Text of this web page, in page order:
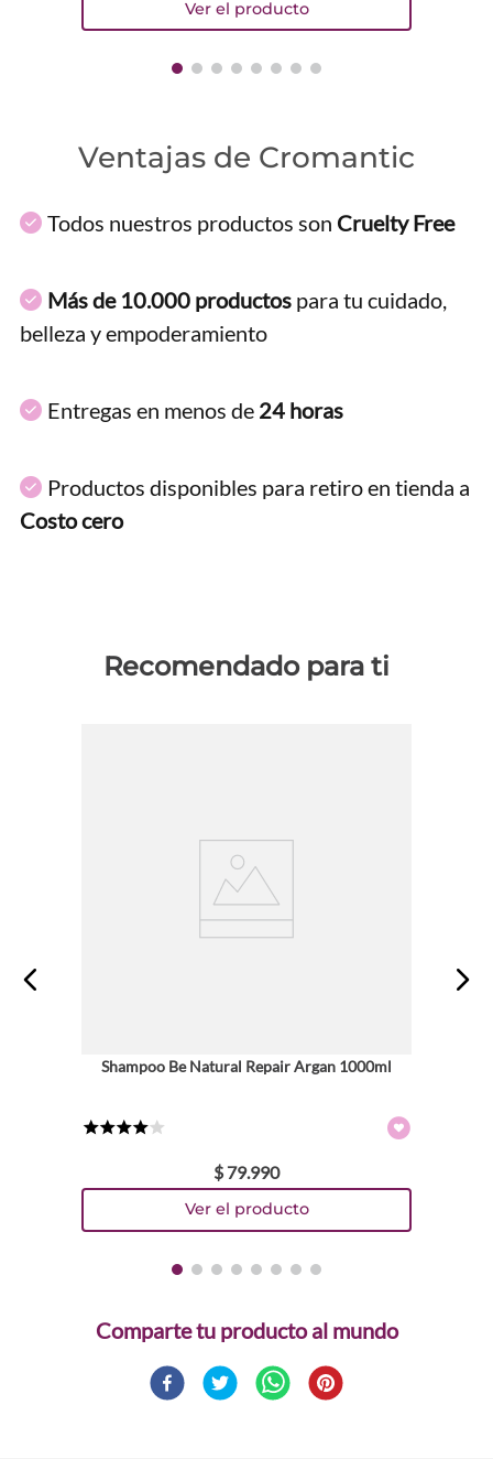
Ventajas de Cromantic
Todos nuestros productos son Cruelty Free
Más de 10.000 productos para tu cuidado,
belleza y empoderamiento
Entregas en menos de 24 horas
Productos disponibles para retiro en tienda a
Costo cero
Recomendado para ti
Shampoo Be Natural Repair Argan 1000ml
$ 79.990
Comparte